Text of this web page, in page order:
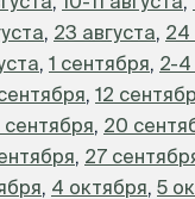
, 23 августа, 24
, 1 сентября, 2-4
, 12
сентября, 20
, 27
, 4 октября, 5